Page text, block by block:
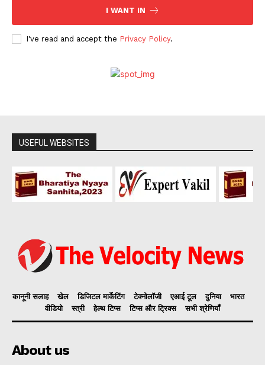
I WANT IN
I've read and accept the Privacy Policy.
USEFUL WEBSITES
कानूनी सलाह खेल डिजिटल मार्केटिंग टेक्नोलॉजी एआई टूल दुनिया
भारत
वीडियो
स्त्री हेल्थ टिप्स टिप्स और ट्रिक्स सभी श्रेणियाँ
About us